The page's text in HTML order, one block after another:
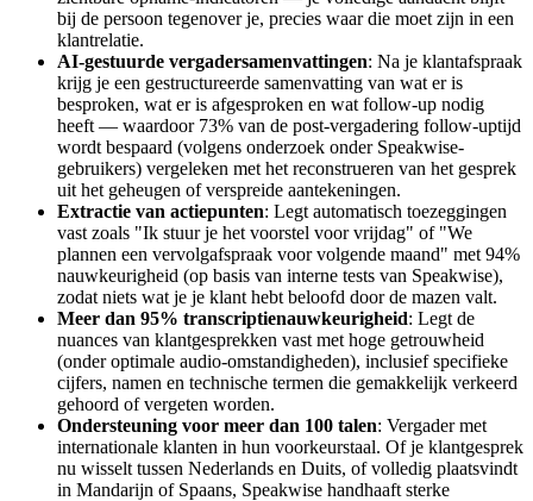
bij de persoon tegenover je, precies waar die moet zijn in een
klantrelatie.
AI-gestuurde vergadersamenvattingen: Na je klantafspraak
krijg je een gestructureerde samenvatting van wat er is
besproken, wat er is afgesproken en wat follow-up nodig
heeft — waardoor 73% van de post-vergadering follow-uptijd
wordt bespaard (volgens onderzoek onder Speakwise-
gebruikers) vergeleken met het reconstrueren van het gesprek
uit het geheugen of verspreide aantekeningen.
Extractie van actiepunten: Legt automatisch toezeggingen
vast zoals "Ik stuur je het voorstel voor vrijdag" of "We
plannen een vervolgafspraak voor volgende maand" met 94%
nauwkeurigheid (op basis van interne tests van Speakwise),
zodat niets wat je je klant hebt beloofd door de mazen valt.
Meer dan 95% transcriptienauwkeurigheid: Legt de
nuances van klantgesprekken vast met hoge getrouwheid
(onder optimale audio-omstandigheden), inclusief specifieke
cijfers, namen en technische termen die gemakkelijk verkeerd
gehoord of vergeten worden.
Ondersteuning voor meer dan 100 talen: Vergader met
internationale klanten in hun voorkeurstaal. Of je klantgesprek
nu wisselt tussen Nederlands en Duits, of volledig plaatsvindt
in Mandarijn of Spaans, Speakwise handhaaft sterke